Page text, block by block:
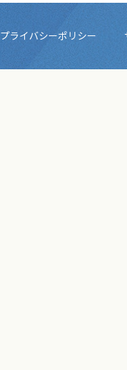
プライバシーポリシー